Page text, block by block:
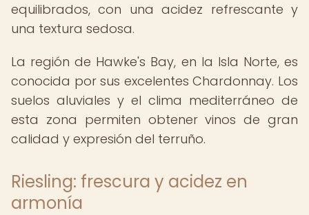
equilibrados, con una acidez refrescante y
una textura sedosa.
La región de Hawke's Bay, en la Isla Norte, es
conocida por sus excelentes Chardonnay. Los
suelos aluviales y el clima mediterráneo de
esta zona permiten obtener vinos de gran
calidad y expresión del terruño.
Riesling: frescura y acidez en
armonía